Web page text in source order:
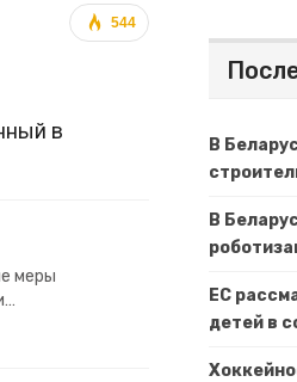
544
в
меры
В
В
ЕС
детей в